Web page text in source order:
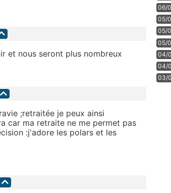
et nous seront plus nombreux
;retraitée je peux ainsi
car ma retraite ne me permet pas
:j'adore les polars et les
06/
05/
05/
05/
04/
04/
03/